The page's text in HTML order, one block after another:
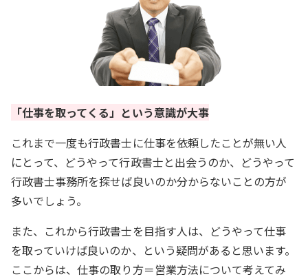
「仕事を取ってくる」という意識が大事
これまで一度も行政書士に仕事を依頼したことが無い人
にとって、どうやって行政書士と出会うのか、どうやって
行政書士事務所を探せば良いのか分からないことの方が
多いでしょう。
また、これから行政書士を目指す人は、どうやって仕事
を取っていけば良いのか、という疑問があると思います。
ここからは、仕事の取り方＝営業方法について考えてみ